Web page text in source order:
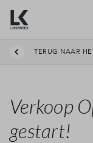
TERUG NAAR
Verkoop
gestart!